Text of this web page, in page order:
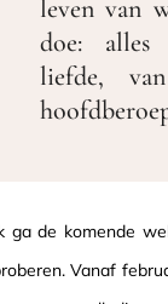
leven van
doe:
liefde,
ga de komende
Vanaf